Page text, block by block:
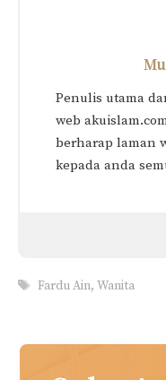
Qada Solat Bagi Wanita:
Haid, Nifas & Istihadah
Asas Lengkap)